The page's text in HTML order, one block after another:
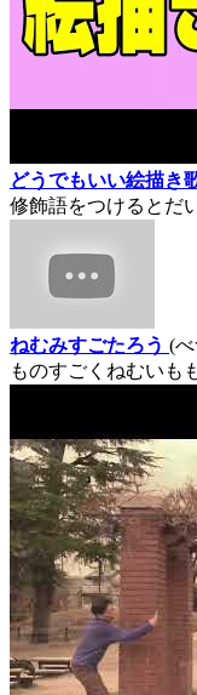
どうでもいい絵描き
修飾語をつけるとだ
ねむみすごたろう (
ものすごくねむいも